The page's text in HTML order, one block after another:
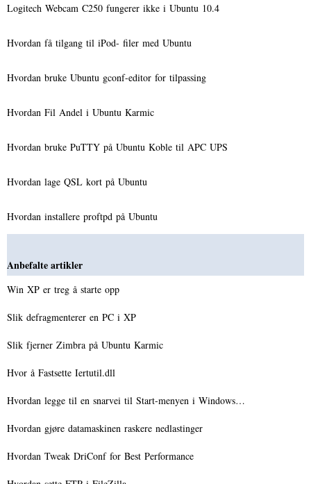
Logitech Webcam C250 fungerer ikke i Ubuntu 10.4
Hvordan få tilgang til iPod- filer med Ubuntu
Hvordan bruke Ubuntu gconf-editor for tilpassing
Hvordan Fil Andel i Ubuntu Karmic
Hvordan bruke PuTTY på Ubuntu Koble til APC UPS
Hvordan lage QSL kort på Ubuntu
Hvordan installere proftpd på Ubuntu
Anbefalte artikler
Win XP er treg å starte opp
Slik defragmenterer en PC i XP
Slik fjerner Zimbra på Ubuntu Karmic
Hvor å Fastsette Iertutil.dll
Hvordan legge til en snarvei til Start-menyen i Windows…
Hvordan gjøre datamaskinen raskere nedlastinger
Hvordan Tweak DriConf for Best Performance